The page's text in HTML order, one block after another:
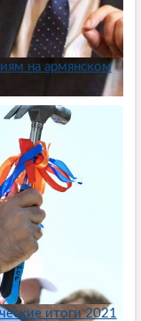
на армянском
итоги 2021